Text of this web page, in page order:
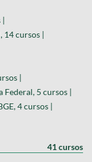
cursos |
|
5 cursos |
4 cursos |
41 cursos